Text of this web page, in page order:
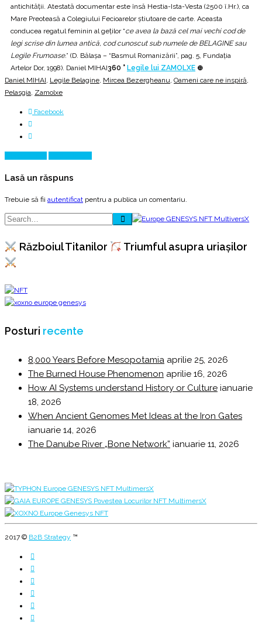
antichităţii. Atestată documentar este însă Hestia-Ista-Vesta (2500 î.Hr.), ca
Mare Preoteasă a Colegiului Fecioarelor ştiutoare de carte. Aceasta
conducea regatul feminin al geților “ce avea la bază cel mai vechi cod de
legi scrise din lumea antică, cod cunoscut sub numele de BELAGINE sau
Legile Frumoase.” (D. Bălaşa – “Basmul Romanizării”, pag. 5, Fundaţia
Artelor Dor, 1998). Daniel MIHAI360 ° Legile lui ZAMOLXE ⊕
Daniel MIHAI Legile Belagine Mircea Bezergheanu Oameni care ne inspiră
Pelasgia Zamolxe
Facebook
Lasă un răspuns
Trebuie să fii autentificat pentru a publica un comentariu.
Războiul Titanilor Triumful asupra uriașilor
Posturi recente
8,000 Years Before Mesopotamia aprilie 25, 2026
The Burned House Phenomenon aprilie 16, 2026
How AI Systems understand History or Culture ianuarie
18, 2026
When Ancient Genomes Met Ideas at the Iron Gates
ianuarie 14, 2026
The Danube River „Bone Network” ianuarie 11, 2026
2017 © B2B Strategy ™